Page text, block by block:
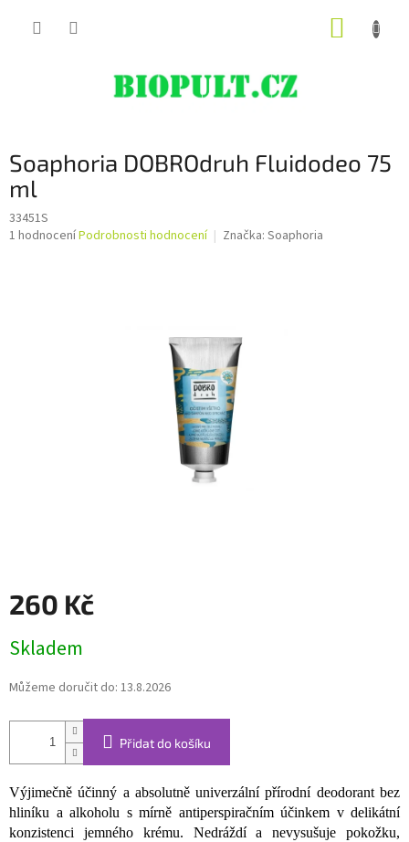
Soaphoria DOBROdruh Fluidodeo 75
ml
33451S
Průměrné
1 hodnoceníPodrobnosti hodnocení Značka: Soaphoria
260 Kč
cena:
Skladem
Můžeme doručit do: 13.8.2026
Přidat do košíku
Výjimečně účinný a absolutně univerzální přírodní deodorant bez
hliníku a alkoholu s mírně antiperspiračním účinkem v delikátní
konzistenci jemného krému. Nedráždí a nevysušuje pokožku,